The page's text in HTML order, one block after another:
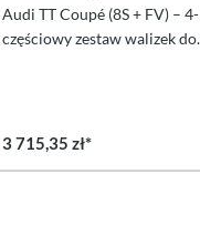
Audi TT Coupé (8S + FV) – 4-
częściowy zestaw walizek do
3 715,35 zł*